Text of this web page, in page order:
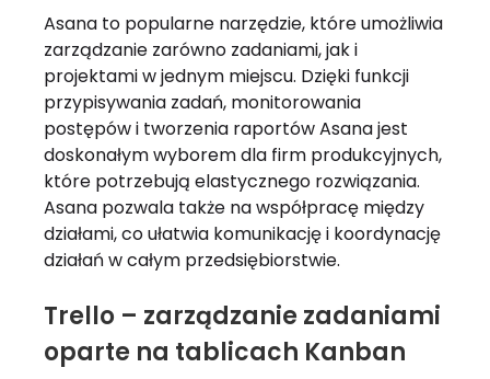
Asana to popularne narzędzie, które umożliwia
zarządzanie zarówno zadaniami, jak i
projektami w jednym miejscu. Dzięki funkcji
przypisywania zadań, monitorowania
postępów i tworzenia raportów Asana jest
doskonałym wyborem dla firm produkcyjnych,
które potrzebują elastycznego rozwiązania.
Asana pozwala także na współpracę między
działami, co ułatwia komunikację i koordynację
działań w całym przedsiębiorstwie.
Trello – zarządzanie zadaniami
oparte na tablicach Kanban